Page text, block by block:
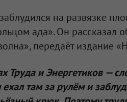
на развязке
ада». Он рассказал
передаёт издание
Труда и Энергетиков —
там за рулём и